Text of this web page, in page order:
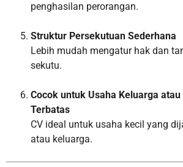
penghasilan perorangan.
Struktur Persekutuan Sederhana
Lebih mudah mengatur hak dan
sekutu.
Cocok untuk Usaha Keluarga
Terbatas
CV ideal untuk usaha kecil yang
atau keluarga.